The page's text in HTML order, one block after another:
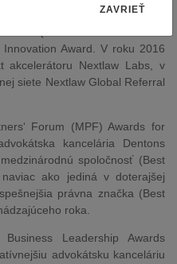
v kategórii Inovácia roka
Award. V roku 2016
akcelerátoru Nextlaw Labs, v
siete Nextlaw Global Referral
Forum (MPF) Awards for
kancelária Dentons
spoločnosť (Best
ako jediná v doterajšej
právna značka (Best
roka.
Leadership Awards
advokátsku kanceláriu
ZAVRIEŤ